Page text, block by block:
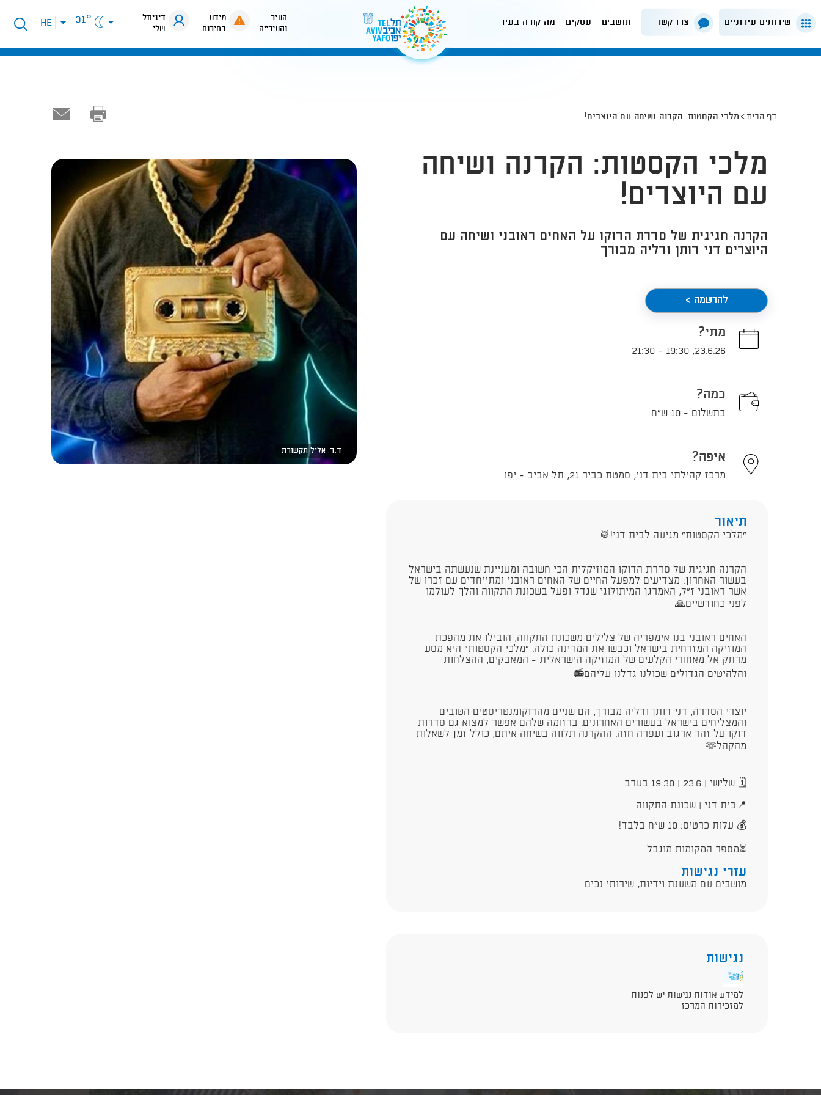
שירותים עירוניים צרו קשר תושבים עסקים מה קורה בעיר
העיר
והעירייה
מידע
בחירום
דיגיתל
שלי
31°
פתיחת
תפריט
HE
דף הבית מלכי הקסטות: הקרנה ושיחה עם היוצרים!
ד.ד. אליל תקשורת
מלכי הקסטות: הקרנה ושיחה
עם היוצרים!
הקרנה חגיגית של סדרת הדוקו על האחים ראובני ושיחה עם
היוצרים דני דותן ודליה מבורך
להרשמה >
מתי?
23.6.26
,
19:30
-
21:30
כמה?
בתשלום - 10 ש"ח
איפה?
מרכז קהילתי בית דני, סמטת כביר 21, תל אביב - יפו
תיאור
"מלכי הקסטות" מגיעה לבית דני!🥁
הקרנה חגיגית של סדרת הדוקו המוזיקלית הכי חשובה ומעניינת שנעשתה בישראל
בעשור האחרון: מצדיעים למפעל החיים של האחים ראובני ומתייחדים עם זכרו של
אשר ראובני ז"ל, האמרגן המיתולוגי שגדל ופעל בשכונת התקווה והלך לעולמו
לפני כחודשיים🙏
האחים ראובני בנו אימפריה של צלילים משכונת התקווה, הובילו את מהפכת
המוזיקה המזרחית בישראל וכבשו את המדינה כולה. "מלכי הקסטות" היא מסע
מרתק אל מאחורי הקלעים של המוזיקה הישראלית - המאבקים, ההצלחות
והלהיטים הגדולים שכולנו גדלנו עליהם📻
יוצרי הסדרה, דני דותן ודליה מבורך, הם שניים מהדוקומנטריסטים הטובים
והמצליחים בישראל בעשורים האחרונים. ברזומה שלהם אפשר למצוא גם סדרות
דוקו על זהר ארגוב ועפרה חזה. ההקרנה תלווה בשיחה איתם, כולל זמן לשאלות
מהקהל🫶
🗓️ שלישי ‏| 23.6 | 19:30 בערב
📍בית דני | שכונת התקווה
💰 עלות כרטיס: 10 ש"ח בלבד!
⏳️מספר המקומות מוגבל
עזרי נגישות
מושבים עם משענת וידיות, שירותי נכים
נגישות
למידע אודות נגישות יש לפנות
למזכירות המרכז